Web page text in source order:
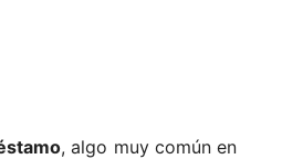
, algo muy común en